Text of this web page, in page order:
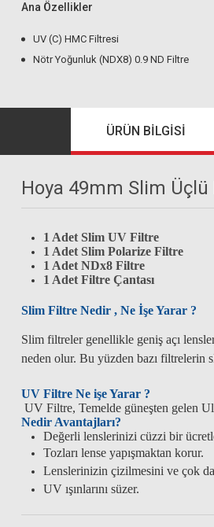
Ana Özellikler
UV (C) HMC Filtresi
Nötr Yoğunluk (NDX8) 0.9 ND Filtre
ÜRÜN BILGISI
Hoya 49mm Slim Üçlü
1 Adet Slim UV Filtre
1 Adet Slim Polarize Filtre
1 Adet NDx8 Filtre
1 Adet Filtre Çantası
Slim Filtre Nedir , Ne İşe Yarar ?
Slim filtreler genellikle geniş açı
neden olur. Bu yüzden bazı filtrelerin
UV Filtre Ne işe Yarar ?
UV Filtre, Temelde güneşten gelen
Nedir Avantajları?
Değerli lenslerinizi cüzzi bir
Tozları lense yapışmaktan korur.
Lenslerinizin çizilmesini ve çok
UV ışınlarını süzer.